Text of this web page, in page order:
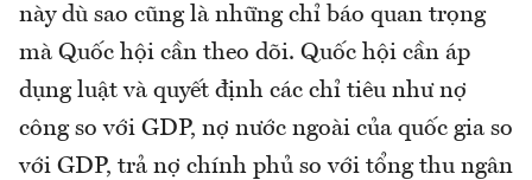
này dù sao cũng là những chỉ báo quan trọng
mà Quốc hội cần theo dõi. Quốc hội cần áp
dụng luật và quyết định các chỉ tiêu như nợ
công so với GDP, nợ nước ngoài của quốc gia so
với GDP, trả nợ chính phủ so với tổng thu ngân